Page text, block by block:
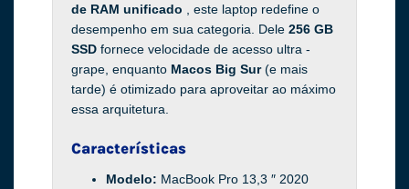
de RAM unificado , este laptop redefine o
desempenho em sua categoria. Dele 256 GB
SSD fornece velocidade de acesso ultra -
grape, enquanto Macos Big Sur(e mais
tarde) é otimizado para aproveitar ao máximo
essa arquitetura.
Características
Modelo: MacBook Pro 13,3 ″ 2020